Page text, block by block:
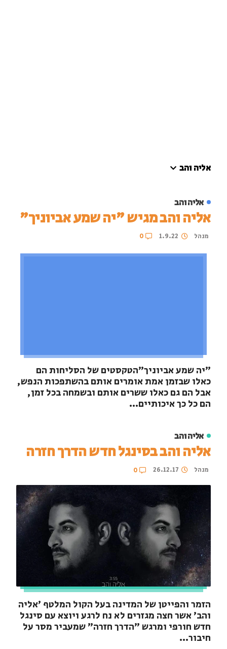
אליה והב
אליה והב
אליה והב מגיש "יה שמע אביוניך"
מנהל 1.9.22
0
"יה שמע אביוניך"הטקסטים של הסליחות הם
כאלו שבזמן אמת אומרים אותם בהשתפכות הנפש,
אבל הם גם כאלו ששרים אותם ובשמחה בכל זמן,
הם כל כך איכותיים...
אליה והב
אליה והב בסינגל חדש הדרך חזרה
מנהל 26.12.17
0
הזמר והפייטן של המדינה בעל הקול המלטף 'אליה
והב' אשר חצה מגזרים לא נח לרגע ויוצא עם סינגל
חדש חורפי ומרגש "הדרך חזרה" שמעביר מסר על
חיבור...